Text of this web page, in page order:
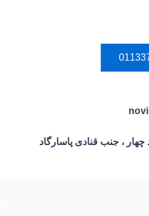
چهار ، جنب قنادی پاسارگاد